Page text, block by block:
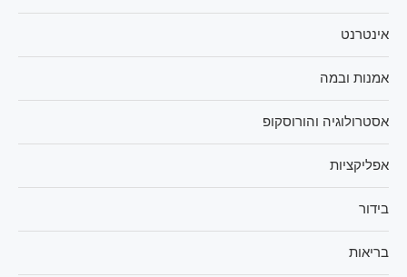
אינטרנט
אמנות ובמה
אסטרולוגיה והורוסקופ
אפליקציות
בידור
בריאות